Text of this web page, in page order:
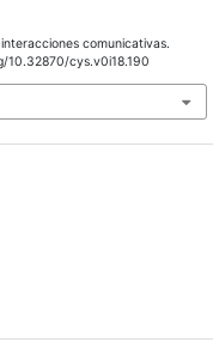
comunicativas.
10.32870/cys.v0i18.190